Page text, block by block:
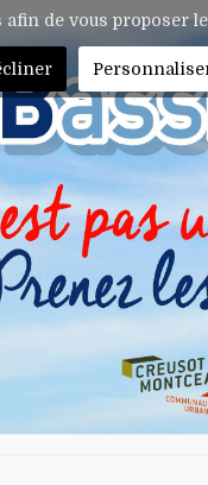
de vous proposer